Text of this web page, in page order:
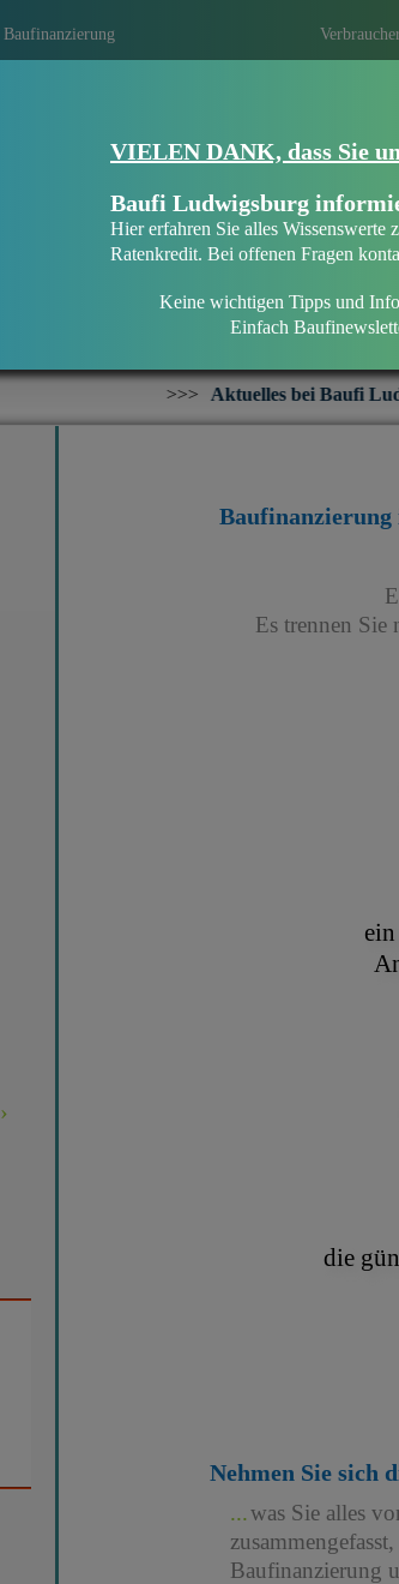
Baufinanzierung
Eine
Dürrbachau
Eine optimale
persönliche und
Mit regionalen
Aktuelles bei Baufi Ludwigsburg für
VIELEN DANK, dass Sie
Baufi Ludwigsburg
Hier erfahren Sie alles Wissenswerte
Ratenkredit. Bei offenen Fragen
Keine wichtigen Tipps und
Einfach
Es trennen
die
Nehmen Sie sich
was Sie alles
Baufinanzierung